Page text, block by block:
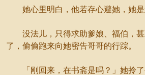
她心里明白，他若存心避她，她是
没法儿，只得求助爹娘、福伯，甚
了，偷偷跑来向她密告哥哥的行踪。
「刚回来，在书斋是吗？」她拎了